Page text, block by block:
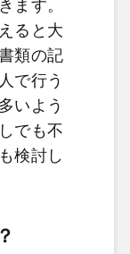
ます。
ると大
類の記
で行う
いよう
でも不
検討し